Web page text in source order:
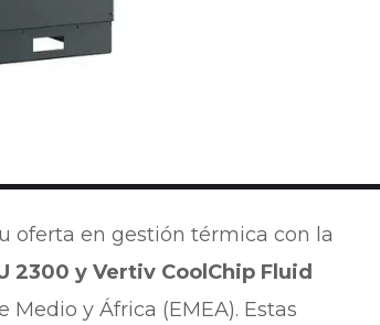
oferta en gestión térmica con la
2300 y Vertiv CoolChip Fluid
Medio y África (EMEA). Estas